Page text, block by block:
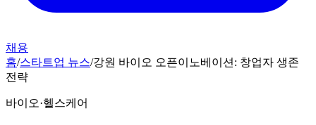
채용
홈/스타트업 뉴스/강원 바이오 오픈이노베이션: 창업자 생존
전략
바이오·헬스케어